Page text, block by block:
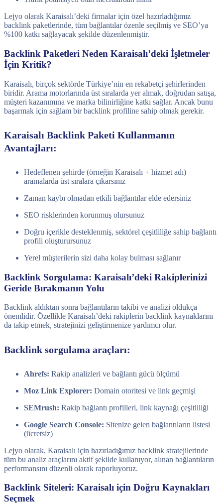
Lejyo olarak Karaisalı’deki firmalar için özel hazırladığımız
backlink paketlerinde, tüm bağlantılar özenle seçilmiş ve SEO’ya
%100 katkı sağlayacak şekilde düzenlenmiştir.
Backlink Paketleri Neden Karaisalı’deki İşletmeler
İçin Kritik?
Karaisalı, birçok sektörde Türkiye’nin en rekabetçi şehirlerinden
biridir. Arama motorlarında üst sıralarda yer almak, doğrudan satışa,
müşteri kazanımına ve marka bilinirliğine katkı sağlar. Ancak bunu
başarmak için sağlam bir backlink profiline sahip olmak gerekir.
Karaisalı Backlink Paketi Kullanmanın
Avantajları:
Hedeflenen şehirde (örneğin Karaisalı + hizmet adı)
aramalarda üst sıralara çıkarsınız
Zaman kaybı olmadan etkili bağlantılar elde edersiniz
SEO risklerinden korunmuş olursunuz
Doğru içerikle desteklenmiş, sektörel çeşitliliğe sahip bağlantı
profili oluşturursunuz
Yerel müşterilerin sizi daha kolay bulması sağlanır
Backlink Sorgulama: Karaisalı’deki Rakiplerinizi
Geride Bırakmanın Yolu
Backlink aldıktan sonra bağlantıların takibi ve analizi oldukça
önemlidir. Özellikle Karaisalı’deki rakiplerin backlink kaynaklarını
da takip etmek, stratejinizi geliştirmenize yardımcı olur.
Backlink sorgulama araçları:
Ahrefs: Rakip analizleri ve bağlantı gücü ölçümü
Moz Link Explorer: Domain otoritesi ve link geçmişi
SEMrush: Rakip bağlantı profilleri, link kaynağı çeşitliliği
Google Search Console: Sitenize gelen bağlantıların listesi
(ücretsiz)
Lejyo olarak, Karaisalı için hazırladığımız backlink stratejilerinde
tüm bu analiz araçlarını aktif şekilde kullanıyor, alınan bağlantıların
performansını düzenli olarak raporluyoruz.
Backlink Siteleri: Karaisalı için Doğru Kaynakları
Seçmek